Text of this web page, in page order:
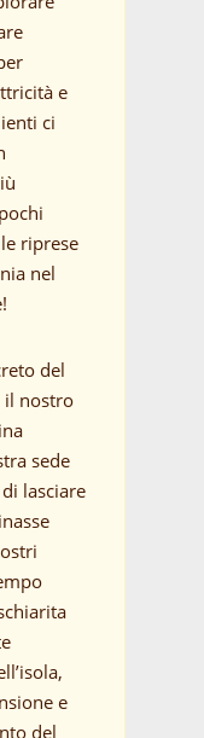
e
ci
riprese
nel
del
il nostro
sede
lasciare
e
del